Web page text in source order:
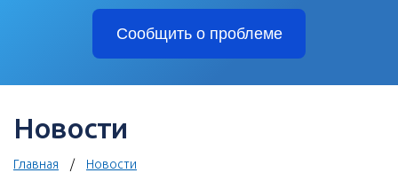
Сообщить о проблеме
Новости
Главная Новости